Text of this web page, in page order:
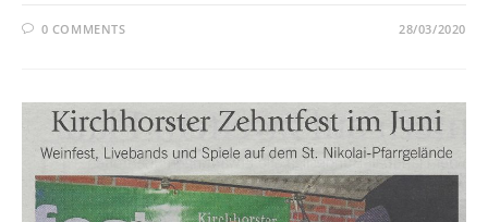
0 COMMENTS 28/03/2020